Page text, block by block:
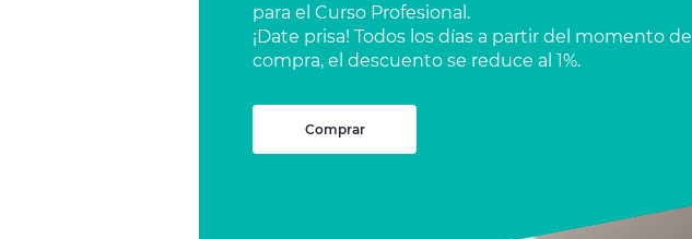
para el Curso Profesional.
¡Date prisa! Todos los días a partir del momento de
compra, el descuento se reduce al 1%.
Comprar